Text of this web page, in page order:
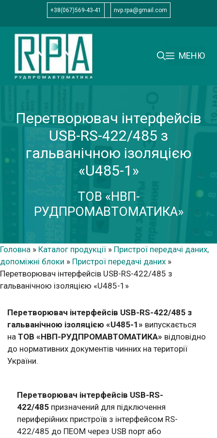
вмісту
+38(067)569-43-41 nvp.rpa@gmail.com
МЕНЮ
Перетворювач інтерфейсів
USB-RS-422/485 з
гальванічною ізоляцією
«U485-1»
ТОВ «НВП-
РУДПРОМАВТОМАТИКА»
Головна » Каталог продукції » Пристрої передачі даних,
допоміжні блоки » Пристрої передачі даних »
Перетворювач інтерфейсів USB-RS-422/485 з
гальванічною ізоляцією «U485-1»
Перетворювач інтерфейсів USB-RS-422/485 з
гальванічною ізоляцією «U485-1» випускається
на ТОВ «НВП-РУДПРОМАВТОМАТИКА» відповідно
до нормативних документів чинних на території
України.
Перетворювач інтерфейсів USB-RS-
422/485 призначений для підключення
периферійних пристроїв з інтерфейсом RS-
422/485 до ПЕОМ через USB порт або